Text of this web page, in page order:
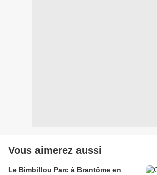
Vous aimerez aussi
Le Bimbillou Parc à Brantôme en